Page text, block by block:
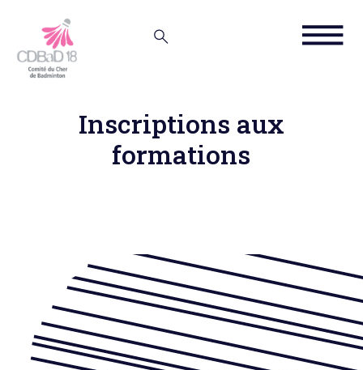
Inscriptions aux
formations